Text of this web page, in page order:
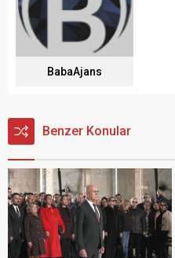
BabaAjans
Benzer Konular